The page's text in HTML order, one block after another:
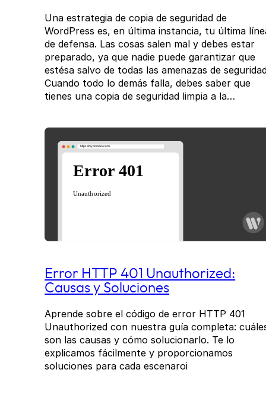
Una estrategia de copia de seguridad de
WordPress es, en última instancia, tu última
de defensa. Las cosas salen mal y debes estar
preparado, ya que nadie puede garantizar que
estésa salvo de todas las amenazas de
Cuando todo lo demás falla, debes saber que
tienes una copia de seguridad limpia a la…
Error HTTP 401 Unauthorized:
Causas y Soluciones
Aprende sobre el código de error HTTP 401
Unauthorized con nuestra guía completa:
son las causas y cómo solucionarlo. Te lo
explicamos fácilmente y proporcionamos
soluciones para cada escenaroi